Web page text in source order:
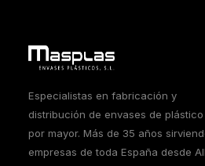
Especialistas en fabricación y
distribución de envases de plástico
por mayor. Más de 35 años
empresas de toda España desde